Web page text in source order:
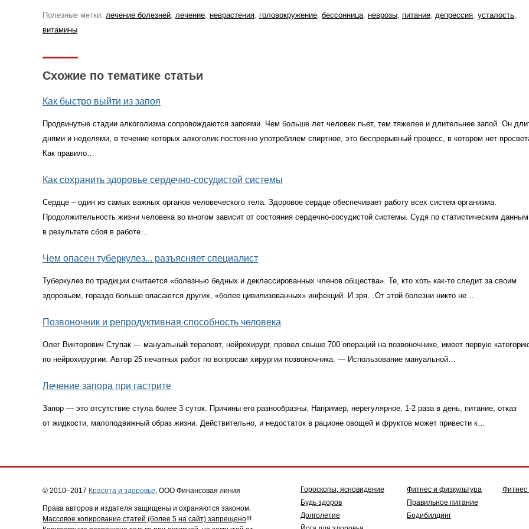
Полезные метки: лечение болезней, лечение, неврастения, головокружение, бессонница, неврозы, питание, депрессия, усталость,
витамины
Схожие по тематике статьи
Как быстро выйти из запоя
Продвинутые стадии алкоголизма сопровождаются запоями. Чем больше лет человек пьет, тем тяжелее и длительнее запой. Он
днями и неделями, в течение которых алкоголик постоянно употребляем спиртное, это беспрерывный процесс, в котором нет
Как правило…
Как сохранить здоровье сердечно-сосудистой системы
Сердце – один из самых важных органов человеческого тела. Здоровое сердце обеспечивает работу всех систем организма.
Продолжительность жизни человека во многом зависит от состояния сердечно-сосудистой системы. Судя по статистическим
в результате сбоя в работе…
Чем опасен туберкулез... разъясняет специалист
Туберкулез по традиции считается «болезнью бедных и деклассированных членов общества». Те, кто хоть как-то следит за своим
здоровьем, гораздо больше опасаются других, «более цивилизованных» инфекций. И зря…От этой болезни никто не…
Позвоночник и репродуктивная способность человека
Олег Викторович Ступак — мануальный терапевт, нейрохирург, провел свыше 700 операций на позвоночнике, имеет первую
по нейрохирургии. Автор 25 печатных работ по вопросам хирургии позвоночника. — Использование мануальной…
Лечение запора при гастрите
Запор — это отсутствие стула более 3 суток. Причины его разнообразны. Например, нерегулярное, 1-2 раза в день, питание, отказ
от жидкости, малоподвижный образ жизни. Действительно, и недостаток в рационе овощей и фруктов может привести к…
© 2010–2017 Красота и здоровье, ООО Финансовая линия
Права авторов и издателя защищены и охраняются законом.
Массовое копирование статей (более 5 на сайт) запрещено!!!
Гороскопы, ясновидение
Будь здоров
Долголетие
Фитнес и физкультура
Правильное питание
Бодибилдинг
Фитнес